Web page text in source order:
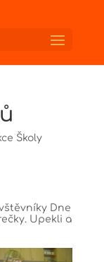
Školy
Dne
Upekli a